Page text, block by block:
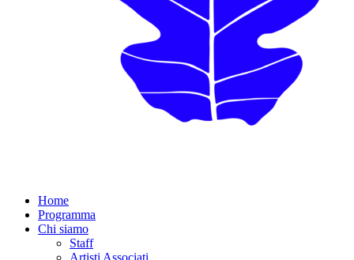
Home
Programma
Chi siamo
Staff
Artisti Associati